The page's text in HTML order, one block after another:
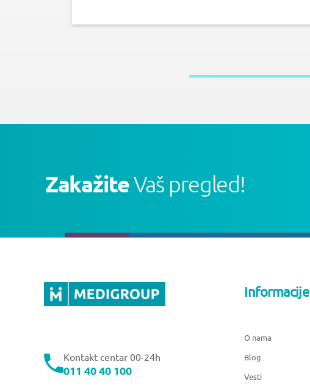
ZakažiteVaš pregled!
Kontakt centar 00-24h
011 40 40 100
Informacije
O nama
Blog
Vesti